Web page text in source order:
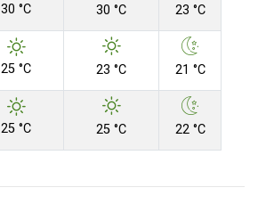
30 °C 30 °C 23 °C
25 °C 23 °C 21 °C
25 °C 25 °C 22 °C